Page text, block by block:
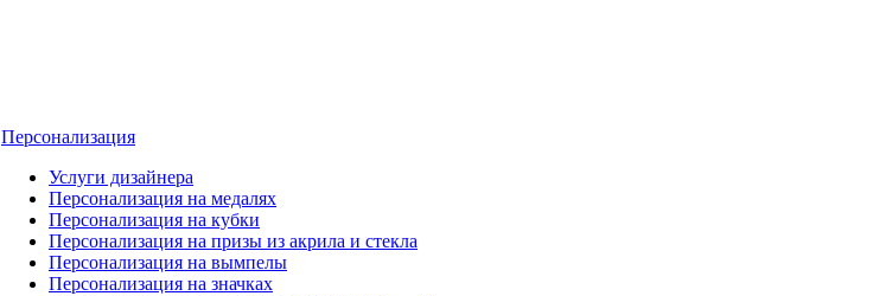
Персонализация
Услуги дизайнера
Персонализация на медалях
Персонализация на кубки
Персонализация на призы из акрила и стекла
Персонализация на вымпелы
Персонализация на значках